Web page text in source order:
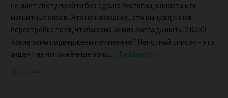
не даёт свету пройти без сдвига геологии, климата или
магнитных слоёв. Это не наказание, это вынужденная
перестройка поля, чтобы сама Земля могла дышать. 2:05:30 –
Какие зоны подвержены изменению? Неполный список – это
акцент на напряжённые зоны.… Read more »
-3